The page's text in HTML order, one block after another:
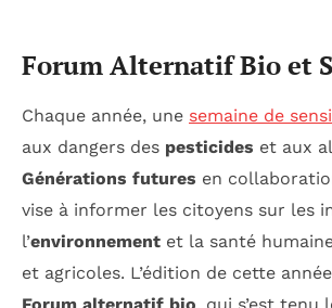
Forum Alternatif Bio et
Chaque année, une semaine de
aux dangers des pesticides et aux
Générations futures en
vise à informer les citoyens sur les
l’environnement et la santé
et agricoles. L’édition de cette